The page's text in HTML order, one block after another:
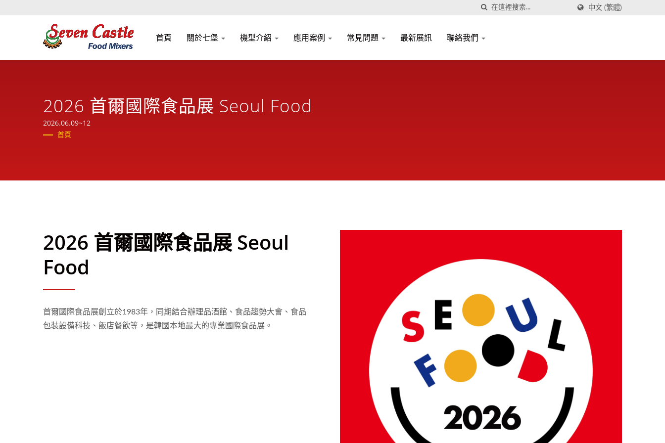
中文 (繁體)
首頁 關於七堡 機型介紹 應用案例 常見問題 最新展訊 聯絡我們
2026 首爾國際食品展 Seoul Food
2026.06.09~12
首頁
2026 首爾國際食品展 Seoul
Food
首爾國際食品展創立於1983年，同期結合辦理品酒館、食品趨勢大會、食品
包裝設備科技、飯店餐飲等，是韓國本地最大的專業國際食品展。